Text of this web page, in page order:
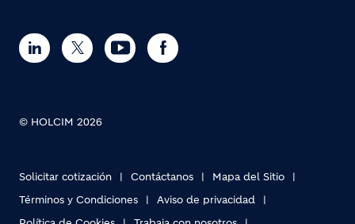
© HOLCIM 2026
Solicitar cotización Contáctanos
Mapa del Sitio
Términos y Condiciones
Aviso de privacidad